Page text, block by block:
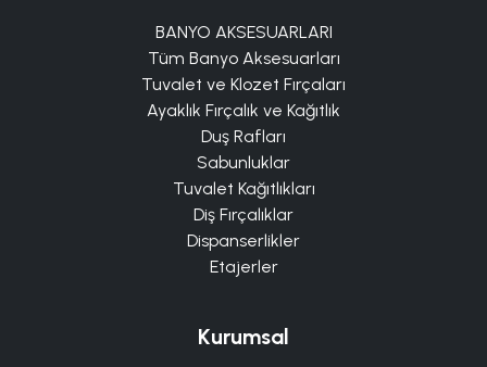
BANYO AKSESUARLARI
Tüm Banyo Aksesuarları
Tuvalet ve Klozet Fırçaları
Ayaklık Fırçalık ve Kağıtlık
Duş Rafları
Sabunluklar
Tuvalet Kağıtlıkları
Diş Fırçalıklar
Dispanserlikler
Etajerler
Kurumsal